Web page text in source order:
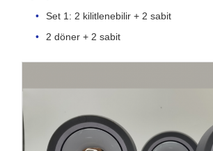
Set 1: 2 kilitlenebilir + 2 sabit
2 döner + 2 sabit